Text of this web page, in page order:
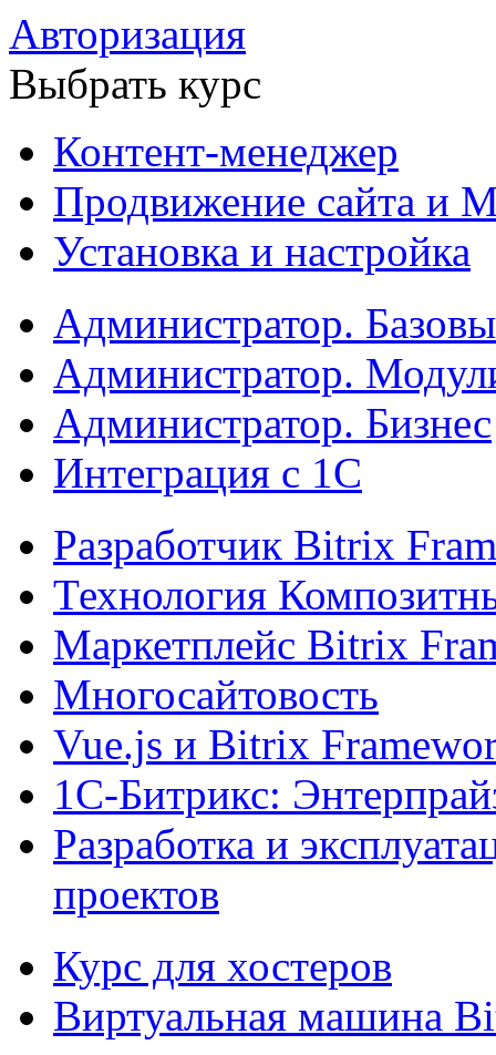
Авторизация
Выбрать курс
Контент-менеджер
Продвижение сайта и
Установка и настройка
Администратор.
Администратор.
Администратор. Бизнес
Интеграция с 1С
Разработчик Bitrix
Технология
Маркетплейс Bitrix
Многосайтовость
Vue.js и Bitrix
1С-Битрикс:
Разработка и
проектов
Курс для хостеров
Виртуальная машина